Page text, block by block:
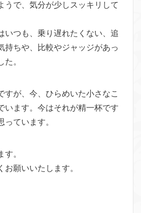
うで、気分が少しスッキリして
いつも、乗り遅れたくない、追
持ちや、比較やジャッジがあっ
た。
すが、今、ひらめいた小さなこ
います。今はそれが精一杯です
っています。
す。
お願いいたします。